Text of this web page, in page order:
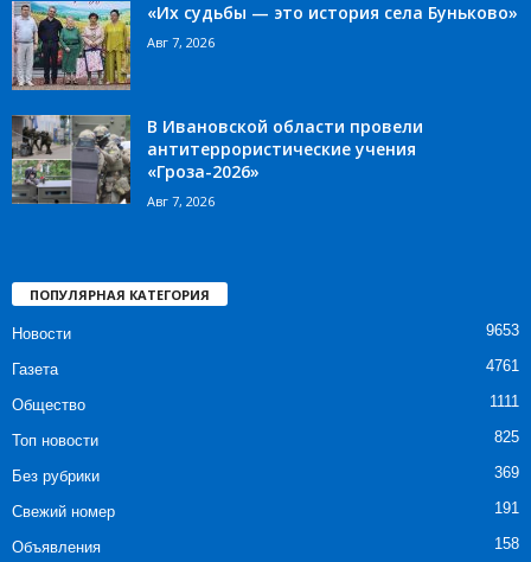
«Их судьбы — это история села Буньково»
Авг 7, 2026
В Ивановской области провели
антитеррористические учения
«Гроза-2026»
Авг 7, 2026
ПОПУЛЯРНАЯ КАТЕГОРИЯ
Новости 9653
Газета 4761
Общество 1111
Топ новости 825
Без рубрики 369
Свежий номер 191
Объявления 158